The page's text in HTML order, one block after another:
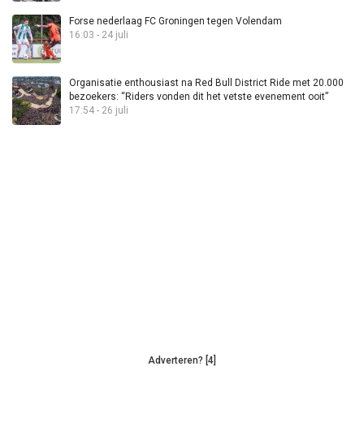
Forse nederlaag FC Groningen tegen Volendam
16:03 - 24 juli
Organisatie enthousiast na Red Bull District Ride met 20.000
bezoekers: “Riders vonden dit het vetste evenement ooit”
17:54 - 26 juli
Adverteren? [4]